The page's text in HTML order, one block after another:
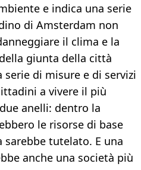
e indica una serie
di Amsterdam non
il clima e la
giunta della città
di misure e di servizi
a vivere il più
anelli: dentro la
le risorse di base
sarebbe tutelato. E una
anche una società più